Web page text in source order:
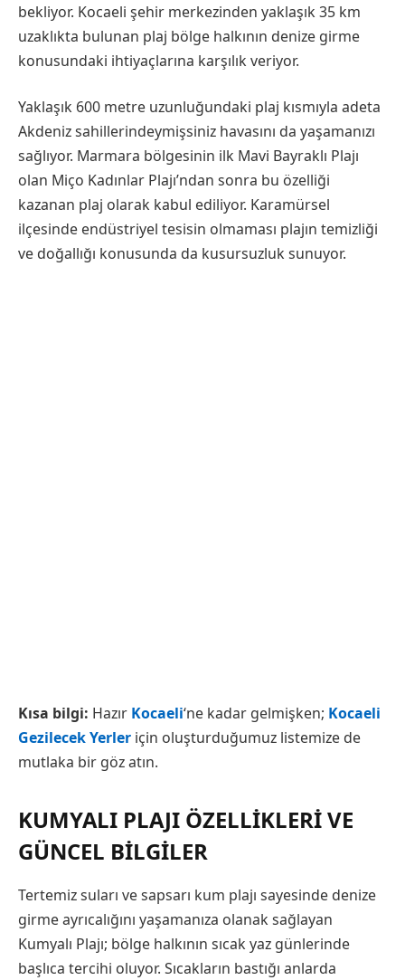
bekliyor. Kocaeli şehir merkezinden yaklaşık 35 km
uzaklıkta bulunan plaj bölge halkının denize girme
konusundaki ihtiyaçlarına karşılık veriyor.
Yaklaşık 600 metre uzunluğundaki plaj kısmıyla adeta
Akdeniz sahillerindeymişsiniz havasını da yaşamanızı
sağlıyor. Marmara bölgesinin ilk Mavi Bayraklı Plajı
olan Miço Kadınlar Plajı’ndan sonra bu özelliği
kazanan plaj olarak kabul ediliyor. Karamürsel
ilçesinde endüstriyel tesisin olmaması plajın temizliği
ve doğallığı konusunda da kusursuzluk sunuyor.
Kısa bilgi: Hazır Kocaeli‘ne kadar gelmişken; Kocaeli
Gezilecek Yerler için oluşturduğumuz listemize de
mutlaka bir göz atın.
KUMYALI PLAJI ÖZELLIKLERI VE
GÜNCEL BILGILER
Tertemiz suları ve sapsarı kum plajı sayesinde denize
girme ayrıcalığını yaşamanıza olanak sağlayan
Kumyalı Plajı; bölge halkının sıcak yaz günlerinde
başlıca tercihi oluyor. Sıcakların bastığı anlarda